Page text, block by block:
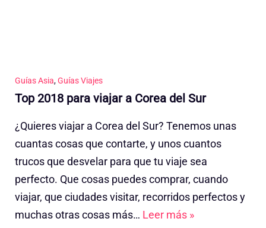
Guías Asia,Guías Viajes
Top 2018 para viajar a Corea del Sur
¿Quieres viajar a Corea del Sur? Tenemos unas
cuantas cosas que contarte, y unos cuantos
trucos que desvelar para que tu viaje sea
perfecto. Que cosas puedes comprar, cuando
viajar, que ciudades visitar, recorridos perfectos y
muchas otras cosas más… Leer más »